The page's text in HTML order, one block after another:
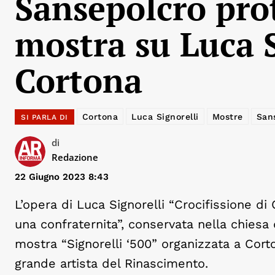
mostra su Luca
Cortona
SI PARLA DI Cortona Luca Signorelli Mostre
di
Redazione
22 Giugno 2023 8:43
L’opera di Luca Signorelli “Crocifissione
una confraternita”, conservata nella
mostra “Signorelli ‘500” organizzata a
grande artista del Rinascimento.